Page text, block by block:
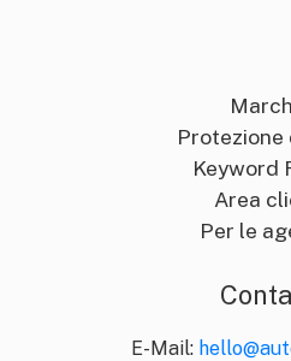
Protezione
Keyword
Area
Per le
E-Mail: